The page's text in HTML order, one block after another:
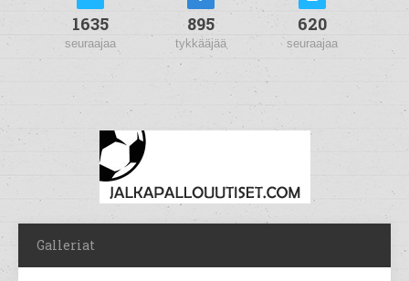
1635
seuraajaa
895
tykkääjää
620
seuraajaa
Galleriat